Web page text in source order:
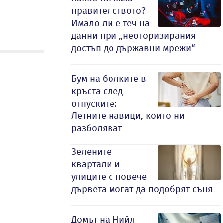
правителството?
Имало ли е теч на
данни при „неоторизирания
достъп до държавни мрежи“
Бум на болките в
кръста след
отпуските:
Летните навици, които ни
разболяват
Зелените
квартали и
улиците с повече
дървета могат да подобрят съня
Домът на Нийл